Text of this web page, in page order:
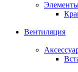
Вентиляция